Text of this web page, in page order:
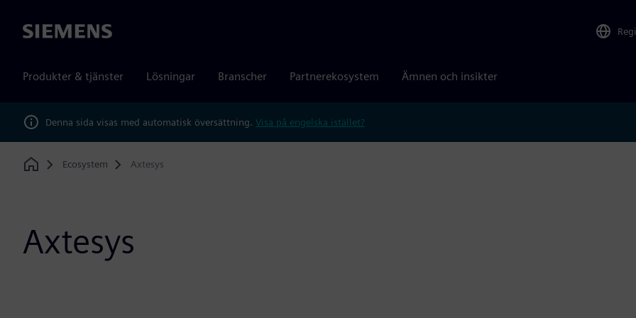
Siemens
Produkter & tjänster Lösningar Branscher Partnerekosystem Ämnen och insikter
Denna sida visas med automatisk översättning. Visa på engelska istället?
Home
Ecosystem Axtesys
Axtesys